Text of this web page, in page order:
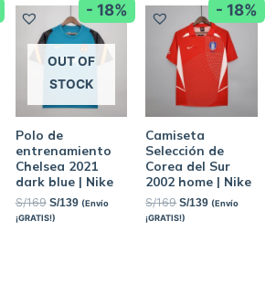
- 18%
OUT OF
STOCK
Polo de
entrenamiento
Chelsea 2021
dark blue | Nike
S/169 S/139 (Envío
¡GRATIS!)
- 18%
Camiseta
Selección de
Corea del Sur
2002 home | Nike
S/169 S/139 (Envío
¡GRATIS!)